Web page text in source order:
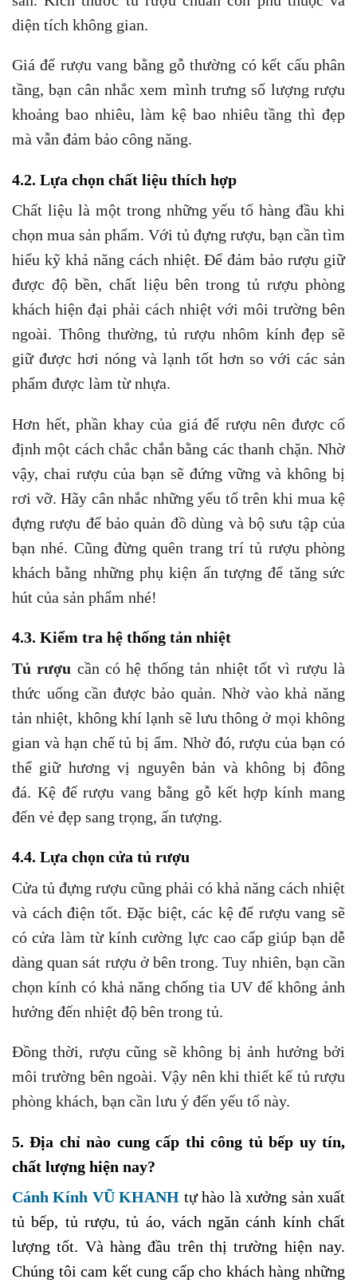
diện tích không gian.
Giá để rượu vang bằng gỗ thường có kết cấu phân
tầng, bạn cân nhắc xem mình trưng số lượng rượu
khoảng bao nhiêu, làm kệ bao nhiêu tầng thì đẹp
mà vẫn đảm bảo công năng.
4.2. Lựa chọn chất liệu thích hợp
Chất liệu là một trong những yếu tố hàng đầu khi
chọn mua sản phẩm. Với tủ đựng rượu, bạn cần tìm
hiểu kỹ khả năng cách nhiệt. Để đảm bảo rượu giữ
được độ bền, chất liệu bên trong tủ rượu phòng
khách hiện đại phải cách nhiệt với môi trường bên
ngoài. Thông thường, tủ rượu nhôm kính đẹp sẽ
giữ được hơi nóng và lạnh tốt hơn so với các sản
phẩm được làm từ nhựa.
Hơn hết, phần khay của giá để rượu nên được cố
định một cách chắc chắn bằng các thanh chặn. Nhờ
vậy, chai rượu của bạn sẽ đứng vững và không bị
rơi vỡ. Hãy cân nhắc những yếu tố trên khi mua kệ
đựng rượu để bảo quản đồ dùng và bộ sưu tập của
bạn nhé. Cũng đừng quên trang trí tủ rượu phòng
khách bằng những phụ kiện ấn tượng để tăng sức
hút của sản phẩm nhé!
4.3. Kiểm tra hệ thống tản nhiệt
Tủ rượu cần có hệ thống tản nhiệt tốt vì rượu là
thức uống cần được bảo quản. Nhờ vào khả năng
tản nhiệt, không khí lạnh sẽ lưu thông ở mọi không
gian và hạn chế tủ bị ẩm. Nhờ đó, rượu của bạn có
thể giữ hương vị nguyên bản và không bị đông
đá. Kệ để rượu vang bằng gỗ kết hợp kính mang
đến vẻ đẹp sang trọng, ấn tượng.
4.4. Lựa chọn cửa tủ rượu
Cửa tủ đựng rượu cũng phải có khả năng cách nhiệt
và cách điện tốt. Đặc biệt, các kệ để rượu vang sẽ
có cửa làm từ kính cường lực cao cấp giúp bạn dễ
dàng quan sát rượu ở bên trong. Tuy nhiên, bạn cần
chọn kính có khả năng chống tia UV để không ảnh
hưởng đến nhiệt độ bên trong tủ.
Đồng thời, rượu cũng sẽ không bị ảnh hưởng bởi
môi trường bên ngoài. Vậy nên khi thiết kế tủ rượu
phòng khách, bạn cần lưu ý đến yếu tố này.
5. Địa chỉ nào cung cấp thi công tủ bếp uy tín,
chất lượng hiện nay?
Cánh Kính VŨ KHANH tự hào là xưởng sản xuất
tủ bếp, tủ rượu, tủ áo, vách ngăn cánh kính chất
lượng tốt. Và hàng đầu trên thị trường hiện nay.
Chúng tôi cam kết cung cấp cho khách hàng những